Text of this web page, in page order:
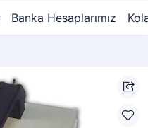
Banka Hesaplarımız